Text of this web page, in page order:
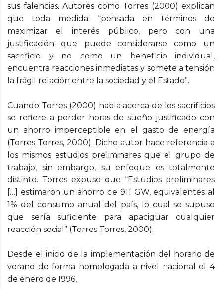
sus falencias. Autores como Torres (2000) explican
que toda medida: “pensada en términos de
maximizar el interés público, pero con una
justificación que puede considerarse como un
sacrificio y no como un beneficio individual,
encuentra reacciones inmediatas y somete a tensión
la frágil relación entre la sociedad y el Estado”.
Cuando Torres (2000) habla acerca de los sacrificios
se refiere a perder horas de sueño justificado con
un ahorro imperceptible en el gasto de energía
(Torres Torres, 2000). Dicho autor hace referencia a
los mismos estudios preliminares que el grupo de
trabajo, sin embargo, su enfoque es totalmente
distinto. Torres expuso que “Estudios preliminares
[…] estimaron un ahorro de 911 GW, equivalentes al
1% del consumo anual del país, lo cual se supuso
que sería suficiente para apaciguar cualquier
reacción social” (Torres Torres, 2000).
Desde el inicio de la implementación del horario de
verano de forma homologada a nivel nacional el 4
de enero de 1996,